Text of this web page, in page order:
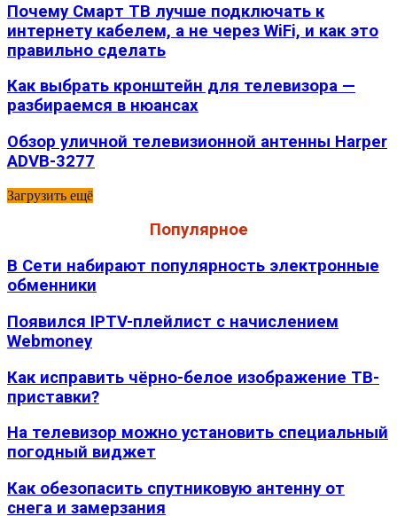
Почему Смарт ТВ лучше подключать к
интернету кабелем, а не через WiFi, и как это
правильно сделать
Как выбрать кронштейн для телевизора —
разбираемся в нюансах
Обзор уличной телевизионной антенны Harper
ADVB-3277
Загрузить ещё
Популярное
В Сети набирают популярность электронные
обменники
Появился IPTV-плейлист с начислением
Webmoney
Как исправить чёрно-белое изображение ТВ-
приставки?
На телевизор можно установить специальный
погодный виджет
Как обезопасить спутниковую антенну от
снега и замерзания